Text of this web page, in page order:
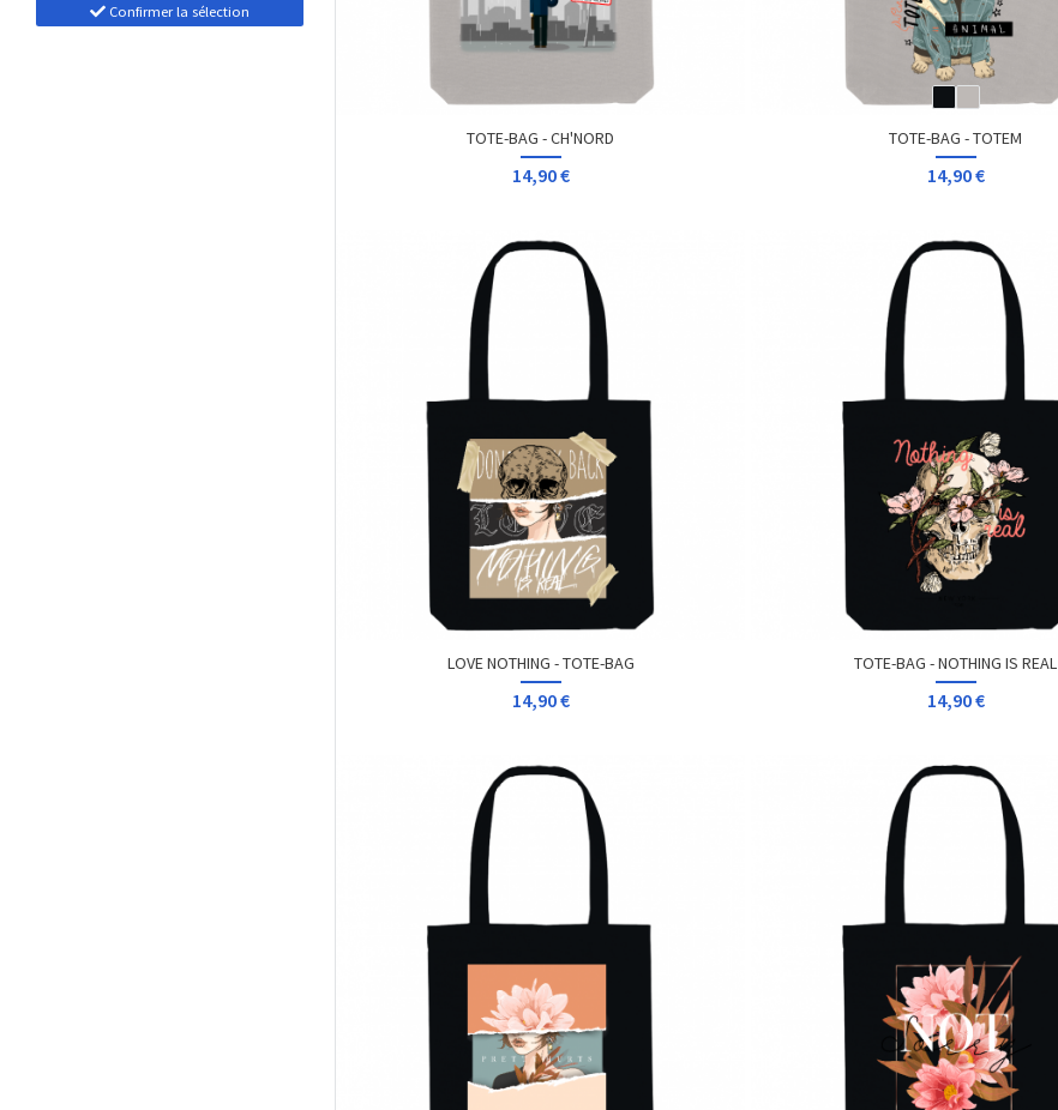
Confirmer la sélection
TOTE-BAG - CH'NORD
14,90 €
TOTE-BAG - TOTEM
14,90 €
LOVE NOTHING - TOTE-BAG
14,90 €
TOTE-BAG - NOTHING IS REAL
14,90 €